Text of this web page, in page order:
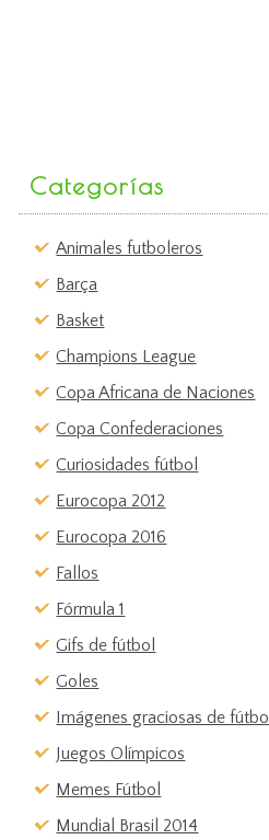
Categorías
Animales futboleros
Barça
Basket
Champions League
Copa Africana de Naciones
Copa Confederaciones
Curiosidades fútbol
Eurocopa 2012
Eurocopa 2016
Fallos
Fórmula 1
Gifs de fútbol
Goles
Imágenes graciosas de fútbol
Juegos Olímpicos
Memes Fútbol
Mundial Brasil 2014